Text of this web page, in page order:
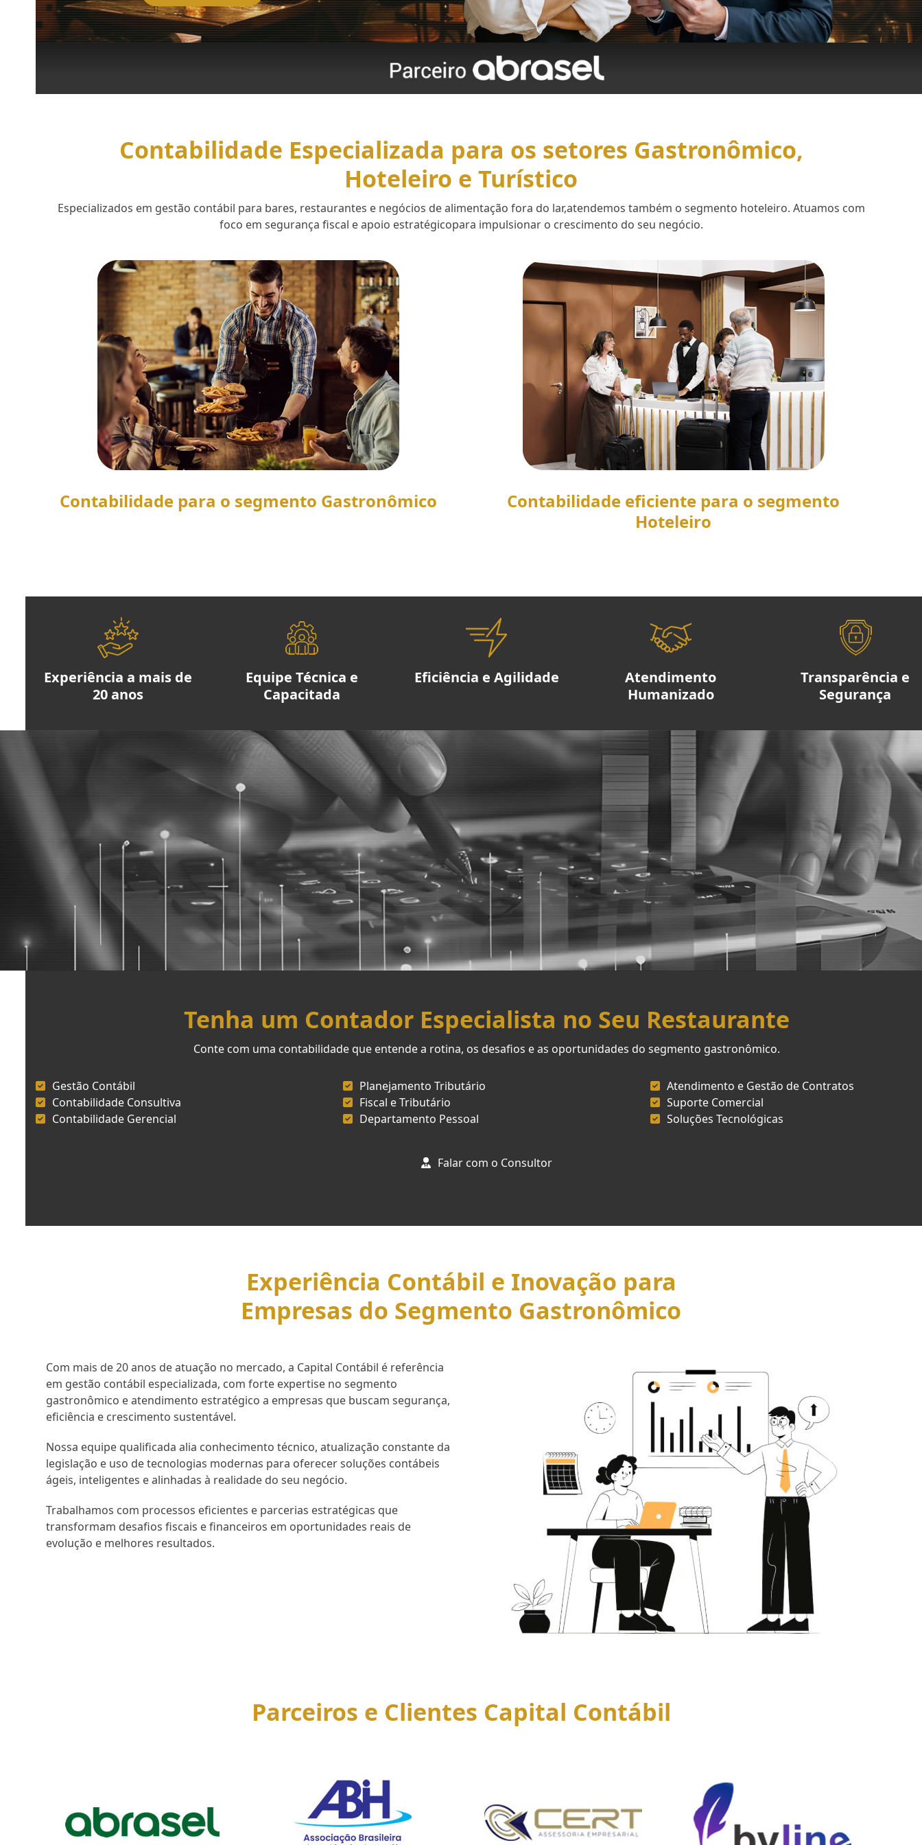
Contabilidade Especializada para os setores Gastronômico,
Hoteleiro e Turístico
Especializados em gestão contábil para bares, restaurantes e negócios de alimentação fora do lar,atendemos também o segmento hoteleiro. Atuamos com
foco em segurança fiscal e apoio estratégicopara impulsionar o crescimento do seu negócio.
Contabilidade para o segmento Gastronômico
Contabilidade eficiente para o segmento
Hoteleiro
Experiência a mais de
20 anos
Equipe Técnica e
Capacitada
Eficiência e Agilidade
Atendimento
Humanizado
Transparência e
Segurança
Tenha um Contador Especialista no Seu Restaurante
Conte com uma contabilidade que entende a rotina, os desafios e as oportunidades do segmento gastronômico.
Gestão Contábil
Contabilidade Consultiva
Contabilidade Gerencial
Planejamento Tributário
Fiscal e Tributário
Departamento Pessoal
Atendimento e Gestão de Contratos
Suporte Comercial
Soluções Tecnológicas
Falar com o Consultor
Experiência Contábil e Inovação para
Empresas do Segmento Gastronômico
Com mais de 20 anos de atuação no mercado, a Capital Contábil é referência
em gestão contábil especializada, com forte expertise no segmento
gastronômico e atendimento estratégico a empresas que buscam segurança,
eficiência e crescimento sustentável.
Nossa equipe qualificada alia conhecimento técnico, atualização constante da
legislação e uso de tecnologias modernas para oferecer soluções contábeis
ágeis, inteligentes e alinhadas à realidade do seu negócio.
Trabalhamos com processos eficientes e parcerias estratégicas que
transformam desafios fiscais e financeiros em oportunidades reais de
evolução e melhores resultados.
Parceiros e Clientes Capital Contábil
right